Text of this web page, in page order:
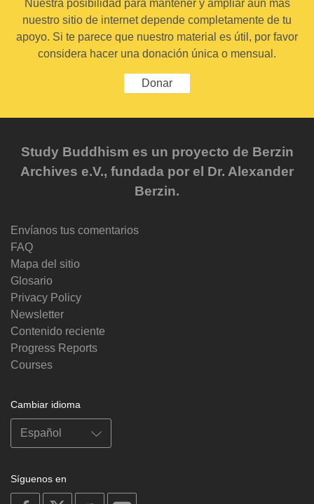
Nuestra posibilidad para mantener y ampliar aún más
nuestro sitio de internet depende completamente de tu
apoyo. Si te parece que nuestro material es útil, por favor
considera hacer una donación única o mensual.
Donar
Study Buddhism es un proyecto de Berzin
Archives e.V., fundada por el Dr. Alexander
Berzin.
Envíanos tus comentarios
FAQ
Mapa del sitio
Glosario
Privacy Policy
Newsletter
Contenido reciente
Progress Reports
Courses
Cambiar idioma
Síguenos en
on